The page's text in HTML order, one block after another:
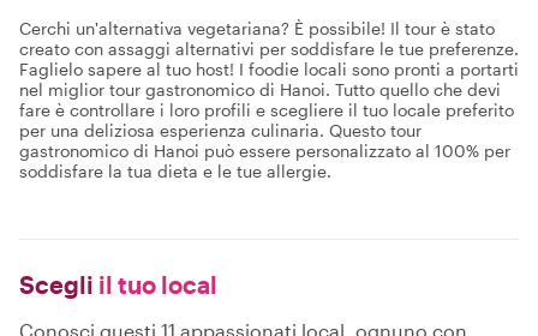
Cerchi un'alternativa vegetariana? È possibile! Il tour è stato
creato con assaggi alternativi per soddisfare le tue preferenze.
Faglielo sapere al tuo host! I foodie locali sono pronti a portarti
nel miglior tour gastronomico di Hanoi. Tutto quello che devi
fare è controllare i loro profili e scegliere il tuo locale preferito
per una deliziosa esperienza culinaria. Questo tour
gastronomico di Hanoi può essere personalizzato al 100% per
soddisfare la tua dieta e le tue allergie.
Scegli il tuo local
Conosci questi 11 appassionati local, ognuno con